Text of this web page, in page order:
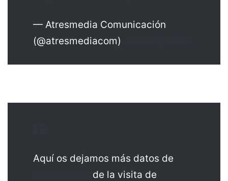
— Atresmedia Comunicación
(@atresmediacom)
Aquí os dejamos más datos de
de la visita de